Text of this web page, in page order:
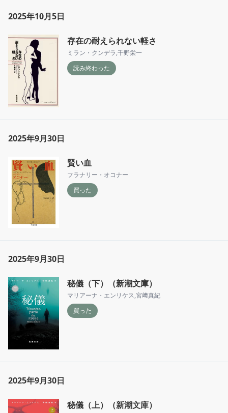
2025年10月5日
存在の耐えられない軽さ
ミラン・クンデラ,千野栄一
読み終わった
2025年9月30日
賢い血
フラナリー・オコナー
買った
2025年9月30日
秘儀（下）（新潮文庫）
マリアーナ・エンリケス,宮﨑真紀
買った
2025年9月30日
秘儀（上）（新潮文庫）